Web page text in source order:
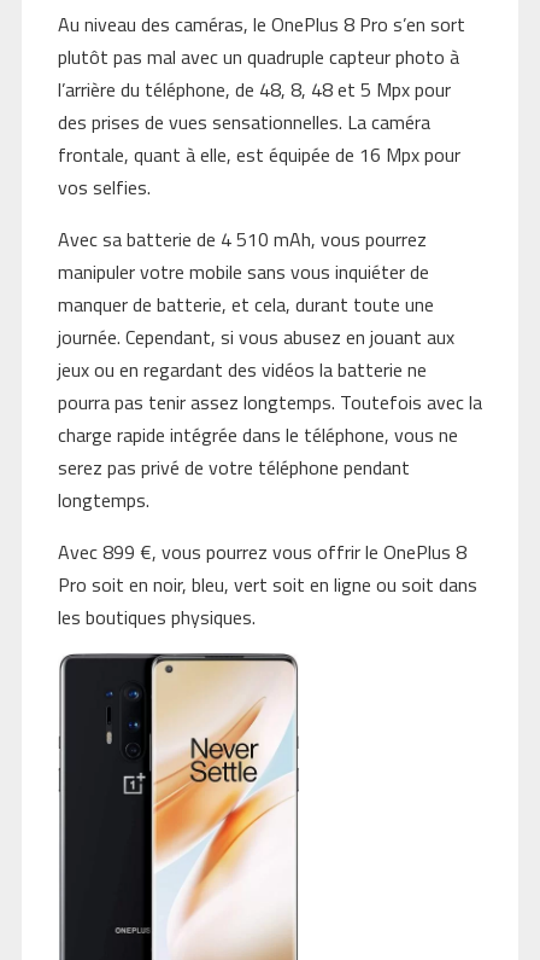
Au niveau des caméras, le OnePlus 8 Pro s’en sort
plutôt pas mal avec un quadruple capteur photo à
l’arrière du téléphone, de 48, 8, 48 et 5 Mpx pour
des prises de vues sensationnelles. La caméra
frontale, quant à elle, est équipée de 16 Mpx pour
vos selfies.
Avec sa batterie de 4 510 mAh, vous pourrez
manipuler votre mobile sans vous inquiéter de
manquer de batterie, et cela, durant toute une
journée. Cependant, si vous abusez en jouant aux
jeux ou en regardant des vidéos la batterie ne
pourra pas tenir assez longtemps. Toutefois avec la
charge rapide intégrée dans le téléphone, vous ne
serez pas privé de votre téléphone pendant
longtemps.
Avec 899 €, vous pourrez vous offrir le OnePlus 8
Pro soit en noir, bleu, vert soit en ligne ou soit dans
les boutiques physiques.